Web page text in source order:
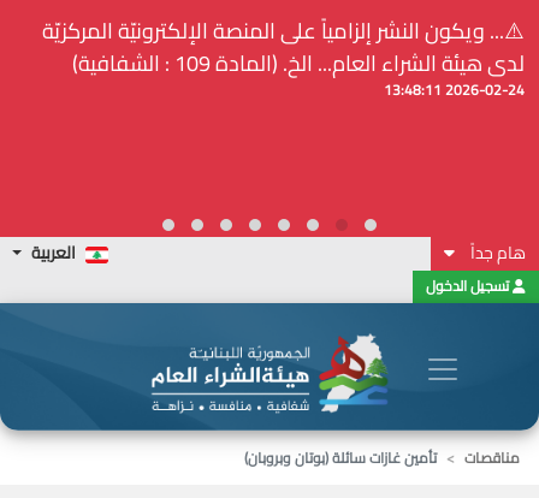
⚠️... ويكون النشر إلزامياً على المنصة الإلكترونيّة المركزيّة
لدى هيئة الشراء العام... الخ. (المادة 109 : الشفافية)
2026-02-24 13:48:11
هام جداً العربية
تسجيل الدخول
مناقصات
تأمين غازات سائلة (بوتان وبروبان)